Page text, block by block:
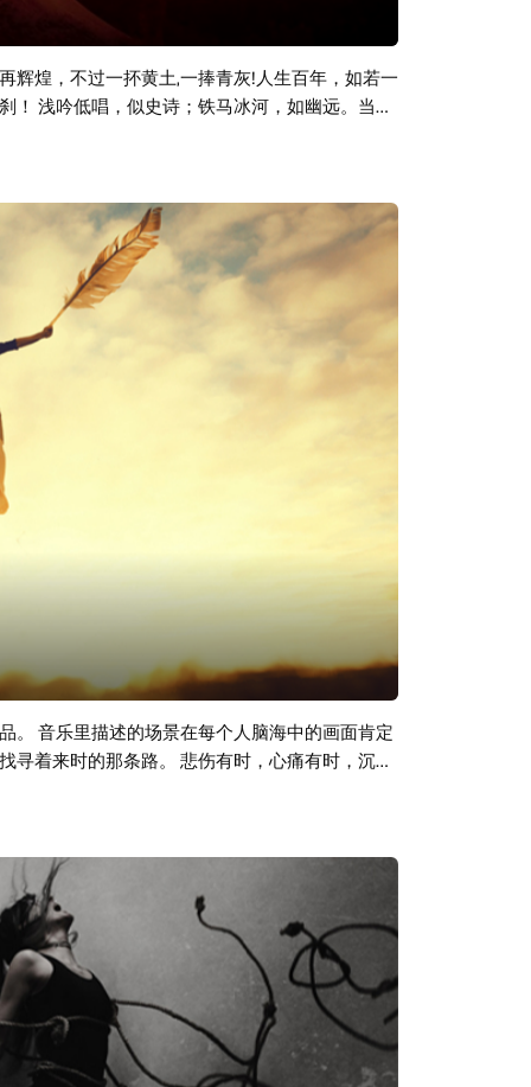
辉煌，不过一抔黄土,一捧青灰!人生百年，如若一
！ 浅吟低唱，似史诗；铁马冰河，如幽远。当风
拉（A cappella：无伴奏合唱）乐队Van Canto的
。 音乐里描述的场景在每个人脑海中的画面肯定
寻着来时的那条路。 悲伤有时，心痛有时，沉思